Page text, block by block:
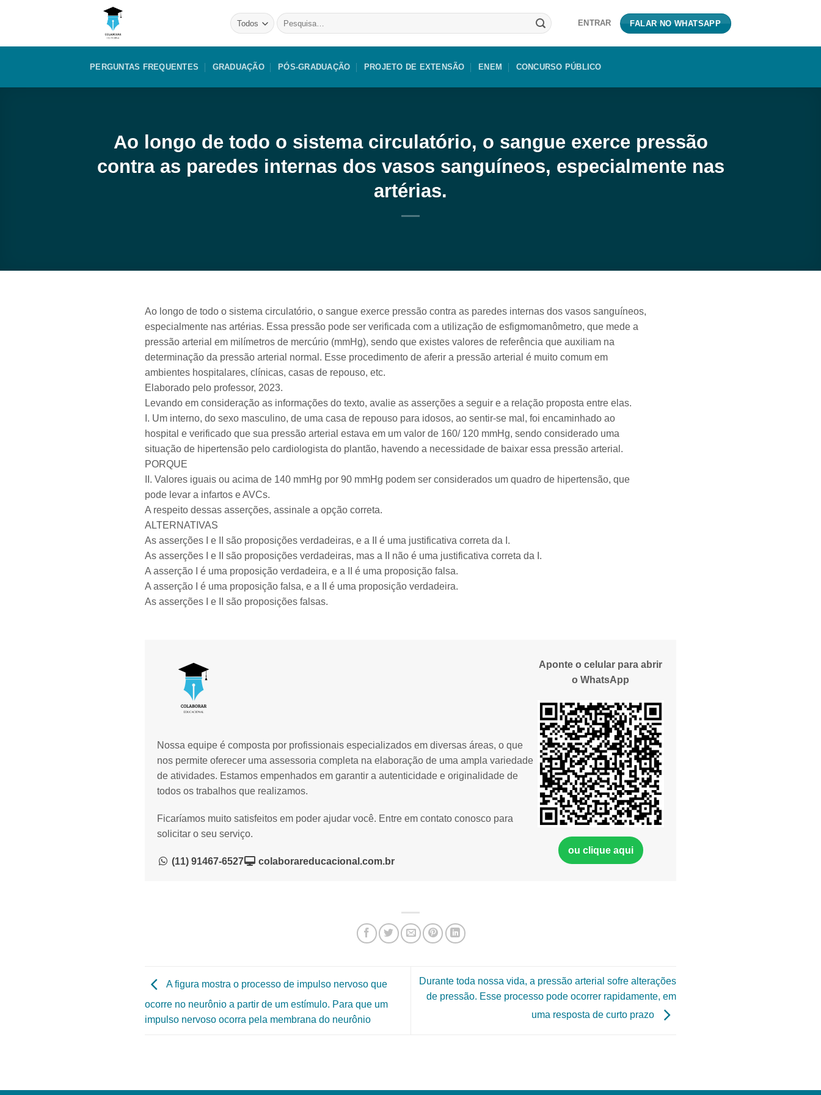
Pesquisar
por:
ENTRAR FALAR NO WHATSAPP
PERGUNTAS FREQUENTES GRADUAÇÃO PÓS-GRADUAÇÃO PROJETO DE EXTENSÃO ENEM CONCURSO PÚBLICO
Ao longo de todo o sistema circulatório, o sangue exerce pressão
contra as paredes internas dos vasos sanguíneos, especialmente nas
artérias.
Ao longo de todo o sistema circulatório, o sangue exerce pressão contra as paredes internas dos vasos sanguíneos,
especialmente nas artérias. Essa pressão pode ser verificada com a utilização de esfigmomanômetro, que mede a
pressão arterial em milímetros de mercúrio (mmHg), sendo que existes valores de referência que auxiliam na
determinação da pressão arterial normal. Esse procedimento de aferir a pressão arterial é muito comum em
ambientes hospitalares, clínicas, casas de repouso, etc.
Elaborado pelo professor, 2023.
Levando em consideração as informações do texto, avalie as asserções a seguir e a relação proposta entre elas.
I. Um interno, do sexo masculino, de uma casa de repouso para idosos, ao sentir-se mal, foi encaminhado ao
hospital e verificado que sua pressão arterial estava em um valor de 160/ 120 mmHg, sendo considerado uma
situação de hipertensão pelo cardiologista do plantão, havendo a necessidade de baixar essa pressão arterial.
PORQUE
II. Valores iguais ou acima de 140 mmHg por 90 mmHg podem ser considerados um quadro de hipertensão, que
pode levar a infartos e AVCs.
A respeito dessas asserções, assinale a opção correta.
ALTERNATIVAS
As asserções I e II são proposições verdadeiras, e a II é uma justificativa correta da I.
As asserções I e II são proposições verdadeiras, mas a II não é uma justificativa correta da I.
A asserção I é uma proposição verdadeira, e a II é uma proposição falsa.
A asserção I é uma proposição falsa, e a II é uma proposição verdadeira.
As asserções I e II são proposições falsas.
Nossa equipe é composta por profissionais especializados em diversas áreas, o que
nos permite oferecer uma assessoria completa na elaboração de uma ampla variedade
de atividades. Estamos empenhados em garantir a autenticidade e originalidade de
todos os trabalhos que realizamos.
Ficaríamos muito satisfeitos em poder ajudar você. Entre em contato conosco para
solicitar o seu serviço.
(11) 91467-6527 colaborareducacional.com.br
Aponte o celular para abrir
o WhatsApp
ou clique aqui
A figura mostra o processo de impulso nervoso que
ocorre no neurônio a partir de um estímulo. Para que um
impulso nervoso ocorra pela membrana do neurônio
Durante toda nossa vida, a pressão arterial sofre alterações
de pressão. Esse processo pode ocorrer rapidamente, em
uma resposta de curto prazo